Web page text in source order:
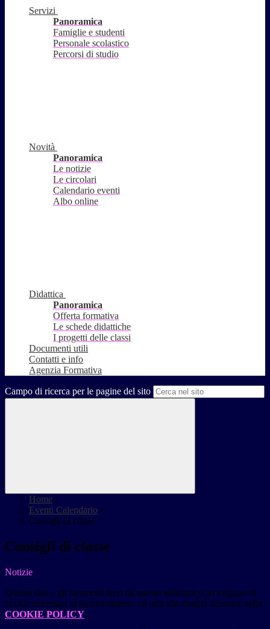
Servizi
Panoramica
Famiglie e studenti
Personale scolastico
Percorsi di studio
Novità
Panoramica
Le notizie
Le circolari
Calendario eventi
Albo online
Didattica
Panoramica
Offerta formativa
Le schede didattiche
I progetti delle classi
Documenti utili
Contatti e info
Agenzia Formativa
Campo di ricerca per le pagine del sito
Home >
Eventi Calendario >
Consigli di classe
Consigli di classe
Notizie
Questo sito o gli strumenti terzi da questo utilizzati si avvalgono di
cookie necessari al funzionamento ed utili alle finalità illustrate nella
COOKIE POLICY.